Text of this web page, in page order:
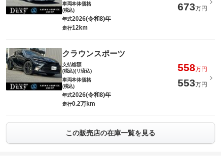
車両本体価格
(税込)
673万円
年式2026(令和8)年
走行12km
クラウンスポーツ
支払総額
(税込)(リ済込)
558万円
車両本体価格
(税込)
553万円
年式2026(令和8)年
走行0.2万km
この販売店の在庫一覧を見る